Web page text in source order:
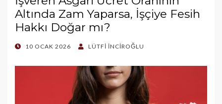
Altında Zam Yaparsa, İşçiye Fesih
Hakkı Doğar mı?
POSTED
10 OCAK 2026 LÜTFI İNCIROĞLU